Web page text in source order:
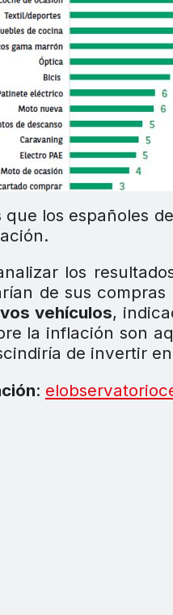
que los españoles
los
de sus
vehículos,
la inflación son
de invertir
: